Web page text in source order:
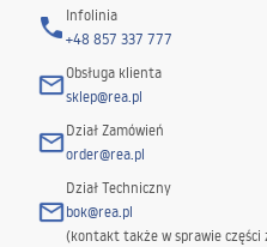
Infolinia
+48 857 337 777
Obsługa klienta
sklep@rea.pl
Dział Zamówień
order@rea.pl
Dział Techniczny
bok@rea.pl
(kontakt także w sprawie części